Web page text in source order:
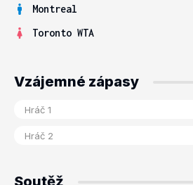
Montreal
Toronto WTA
Vzájemné zápasy
Soutěž